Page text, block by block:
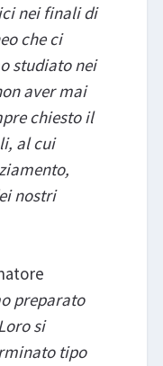
nei finali di
che ci
studiato nei
aver mai
chiesto il
al cui
nostri
preparato
si
tipo